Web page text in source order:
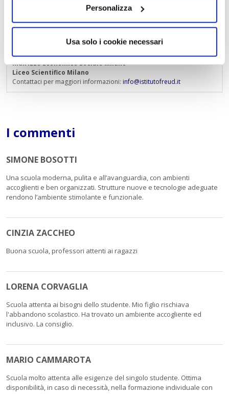
Personalizza
Usa solo i cookie necessari
Turismo, Liceo delle Scienze Umane e Liceo Scientifico
02.29409829–www.istitutofreud.it
Scuola Privata Turismo Milano-Liceo delle Scienze Umane
indirizzo Economico Sociale Milano
Liceo Scientifico Milano
Contattaci per maggiori informazioni: info@istitutofreud.it
I commenti
SIMONE BOSOTTI
Una scuola moderna, pulita e all’avanguardia, con ambienti
accoglienti e ben organizzati. Strutture nuove e tecnologie adeguate
rendono l’ambiente stimolante e funzionale.
CINZIA ZACCHEO
Buona scuola, professori attenti ai ragazzi
LORENA CORVAGLIA
Scuola attenta ai bisogni dello studente. Mio figlio rischiava
l'abbandono scolastico. Ha trovato un ambiente accogliente ed
inclusivo. La consiglio.
MARIO CAMMAROTA
Scuola molto attenta alle esigenze del singolo studente. Ottima
disponibilità, in caso di necessità, nella formazione individuale con